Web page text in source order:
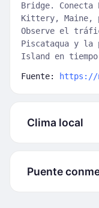
Bridge. Conecta
Kittery, Maine,
Observe el
Piscataqua y la
Island en
Fuente: https://
Clima local
Puente